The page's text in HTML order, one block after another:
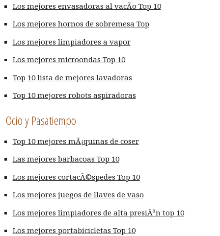
Los mejores envasadoras al vacÃ­o Top 10
Los mejores hornos de sobremesa Top
Los mejores limpiadores a vapor
Los mejores microondas Top 10
Top 10 lista de mejores lavadoras
Top 10 mejores robots aspiradoras
Ocio y Pasatiempo
Top 10 mejores mÃ¡quinas de coser
Las mejores barbacoas Top 10
Los mejores cortacÃ©spedes Top 10
Los mejores juegos de llaves de vaso
Los mejores limpiadores de alta presiÃ³n top 10
Los mejores portabicicletas Top 10